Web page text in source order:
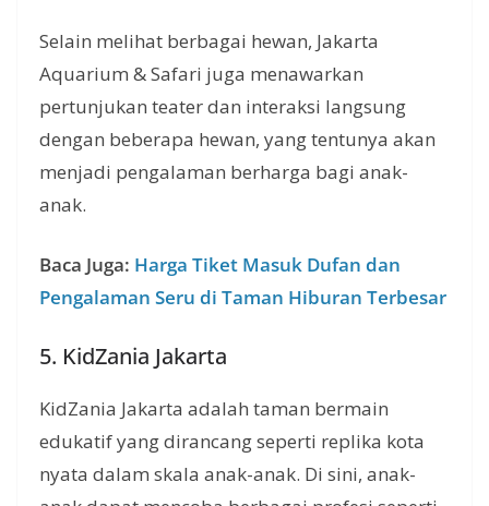
Selain melihat berbagai hewan, Jakarta
Aquarium & Safari juga menawarkan
pertunjukan teater dan interaksi langsung
dengan beberapa hewan, yang tentunya akan
menjadi pengalaman berharga bagi anak-
anak.
Baca Juga: Harga Tiket Masuk Dufan dan
Pengalaman Seru di Taman Hiburan Terbesar
5. KidZania Jakarta
KidZania Jakarta adalah taman bermain
edukatif yang dirancang seperti replika kota
nyata dalam skala anak-anak. Di sini, anak-